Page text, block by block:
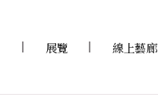
展覽 線上藝廊